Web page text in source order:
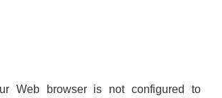
Web browser is not configured to